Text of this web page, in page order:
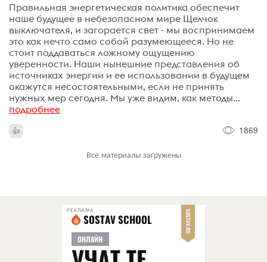
Правильная энергетическая политика обеспечит
наше будущее в небезопасном мире Щелчок
выключателя, и загорается свет - мы воспринимаем
это как нечто само собой разумеющееся. Но не
стоит поддаваться ложному ощущению
уверенности. Наши нынешние представления об
источниках энергии и ее использовании в будущем
окажутся несостоятельными, если не принять
нужных мер сегодня. Мы уже видим, как методы...
подробнее
1869
Все материалы загружены
РЕКЛАМА